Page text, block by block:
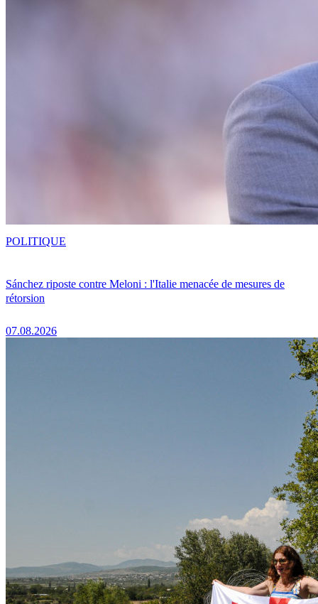
Sánchez riposte contre Meloni : l'Italie menacée de mesures de
rétorsion
07.08.2026
POLITIQUE